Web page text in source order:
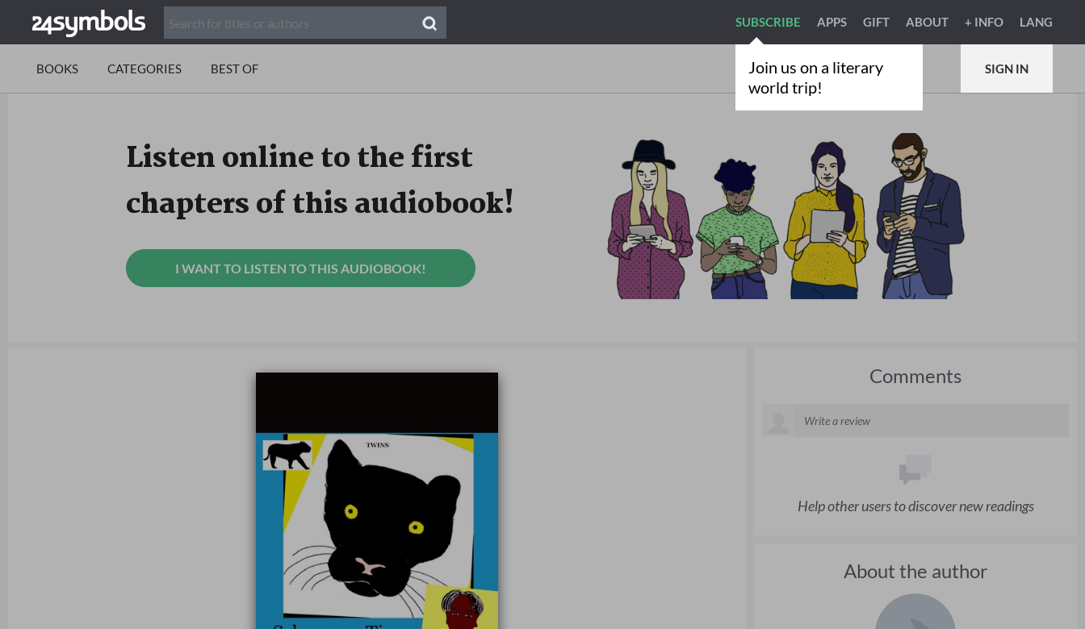
Join us on a literary
world trip!
SUBSCRIBE APPS GIFT ABOUT + INFO LANG
BOOKS CATEGORIES BEST OF SIGN IN
Listen online to the first
chapters of this audiobook!
I WANT TO LISTEN TO THIS AUDIOBOOK!
Comments
Help other users to discover new readings
About the author